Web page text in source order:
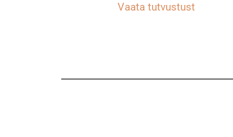
Vaata tutvustust